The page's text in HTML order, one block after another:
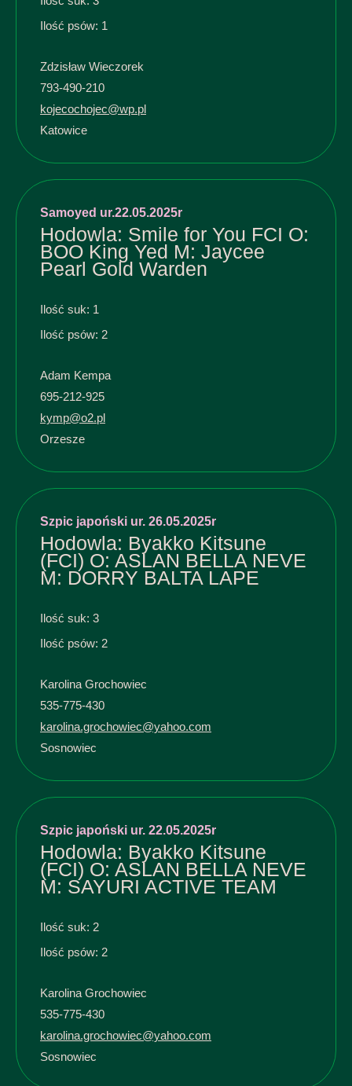
Ilość psów: 1
Zdzisław Wieczorek
793-490-210
kojecochojec@wp.pl
Katowice
Samoyed ur.22.05.2025r
Hodowla: Smile for You FCI O:
BOO King Yed M: Jaycee
Pearl Gold Warden
Ilość suk: 1
Ilość psów: 2
Adam Kempa
695-212-925
kymp@o2.pl
Orzesze
Szpic japoński ur. 26.05.2025r
Hodowla: Byakko Kitsune
(FCI) O: ASLAN BELLA NEVE
M: DORRY BALTA LAPE
Ilość suk: 3
Ilość psów: 2
Karolina Grochowiec
535-775-430
karolina.grochowiec@yahoo.com
Sosnowiec
Szpic japoński ur. 22.05.2025r
Hodowla: Byakko Kitsune
(FCI) O: ASLAN BELLA NEVE
M: SAYURI ACTIVE TEAM
Ilość suk: 2
Ilość psów: 2
Karolina Grochowiec
535-775-430
karolina.grochowiec@yahoo.com
Sosnowiec